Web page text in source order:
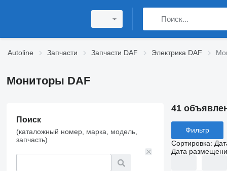
Autoline Запчасти Запчасти DAF Электрика DAF
Мониторы DAF
Поиск
(каталожный номер, марка, модель,
запчасть)
41
Фильтр
Сортировка:
Дата